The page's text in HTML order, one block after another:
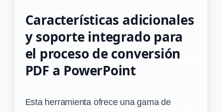
Características adicionales
y soporte integrado para
el proceso de conversión
PDF a PowerPoint
Esta herramienta ofrece una gama de